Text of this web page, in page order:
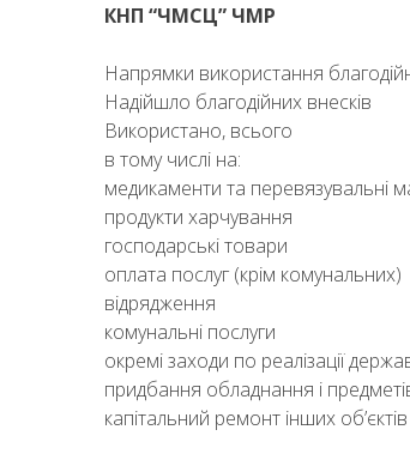
КНП “ЧМСЦ” ЧМР
Напрямки використання
Надійшло благодійних внесків
Використано, всього
в тому числі на:
медикаменти та перевязувальні
продукти харчування
господарські товари
оплата послуг (крім комунальних)
відрядження
комунальні послуги
окремі заходи по реалізації
придбання обладнання і
капітальний ремонт інших об’єктів